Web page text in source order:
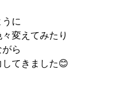
に
変えてみたり
ら
てきました😊